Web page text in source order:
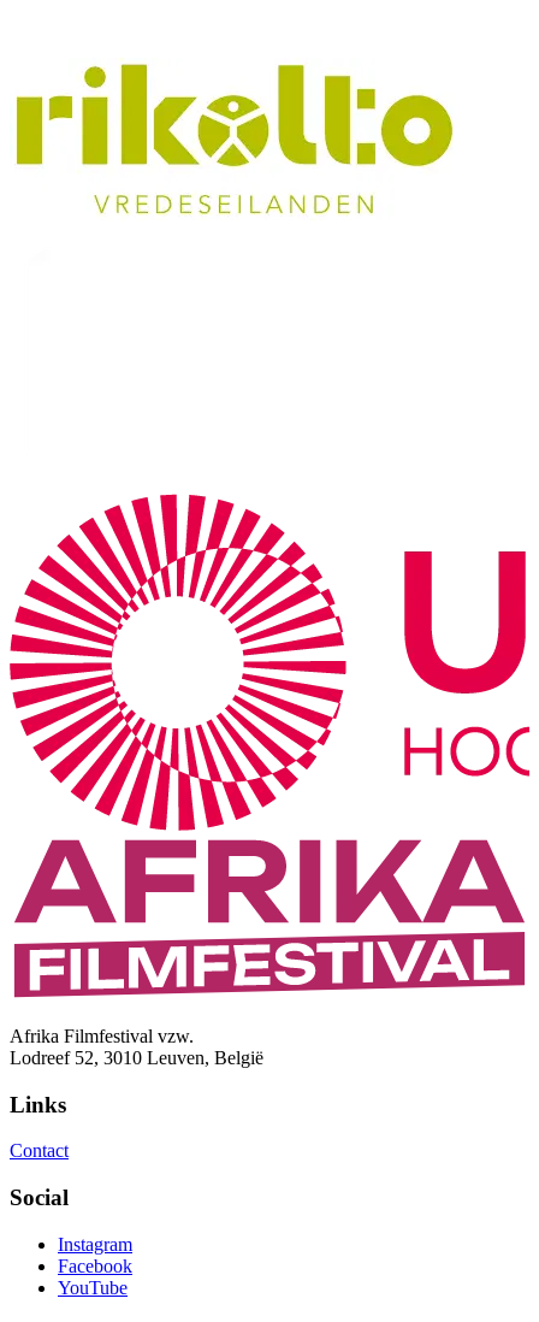
Afrika Filmfestival vzw.
Lodreef 52, 3010 Leuven, België
Links
Contact
Social
Instagram
Facebook
YouTube